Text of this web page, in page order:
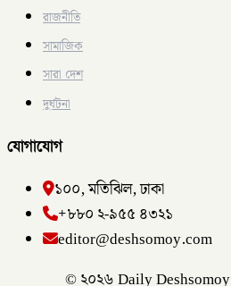
রাজনীতি
সামাজিক
সারা দেশ
দুর্ঘটনা
যোগাযোগ
১০০, মতিঝিল, ঢাকা
+৮৮০ ২-৯৫৫ ৪৩২১
editor@deshsomoy.com
© ২০২৬ Daily Deshsomoy।